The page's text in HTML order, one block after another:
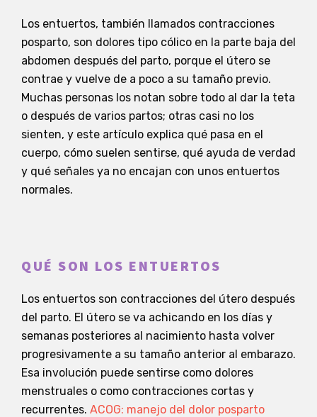
Los entuertos, también llamados contracciones
posparto, son dolores tipo cólico en la parte baja del
abdomen después del parto, porque el útero se
contrae y vuelve de a poco a su tamaño previo.
Muchas personas los notan sobre todo al dar la teta
o después de varios partos; otras casi no los
sienten, y este artículo explica qué pasa en el
cuerpo, cómo suelen sentirse, qué ayuda de verdad
y qué señales ya no encajan con unos entuertos
normales.
QUÉ SON LOS ENTUERTOS
Los entuertos son contracciones del útero después
del parto. El útero se va achicando en los días y
semanas posteriores al nacimiento hasta volver
progresivamente a su tamaño anterior al embarazo.
Esa involución puede sentirse como dolores
menstruales o como contracciones cortas y
recurrentes. ACOG: manejo del dolor posparto